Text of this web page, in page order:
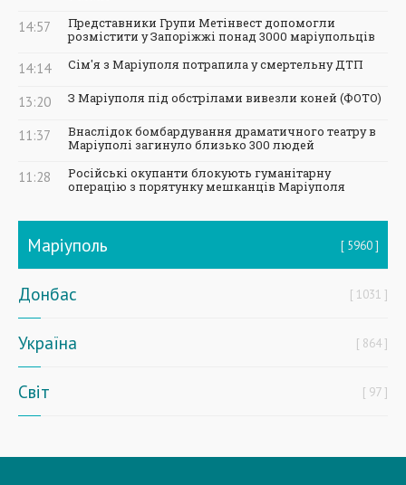
14:57
Представники Групи Метінвест допомогли
розмістити у Запоріжжі понад 3000 маріупольців
14:14 Сім'я з Маріуполя потрапила у смертельну ДТП
13:20 З Маріуполя під обстрілами вивезли коней (ФОТО)
11:37
Внаслідок бомбардування драматичного театру в
Маріуполі загинуло близько 300 людей
11:28
Російські окупанти блокують гуманітарну
операцію з порятунку мешканців Маріуполя
Маріуполь 5960
Донбас 1031
Україна 864
Світ 97